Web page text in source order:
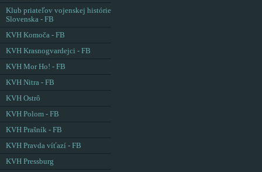
Klub priateľov vojenskej histórie
Slovenska - FB
KVH Komoča - FB
KVH Krasnogvardejci - FB
KVH Mor Ho! - FB
KVH Nitra - FB
KVH Ostrô
KVH Polom - FB
KVH Prašník - FB
KVH Pravda víťazí - FB
KVH Pressburg